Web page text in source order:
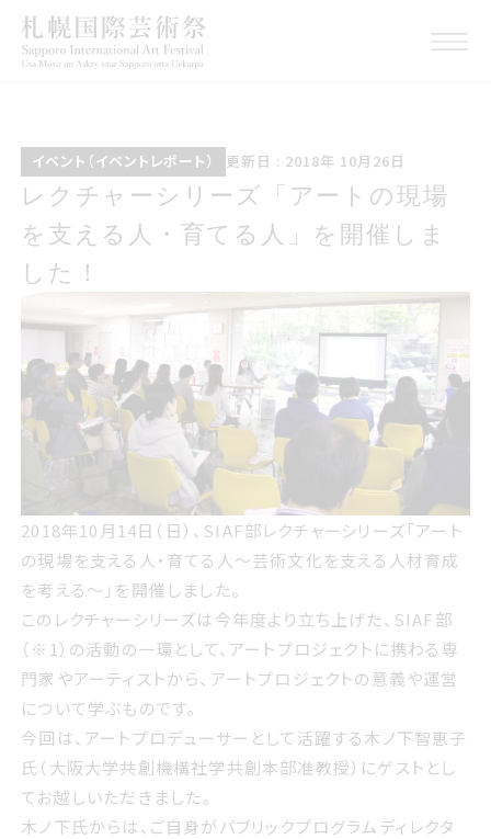
イベントイベントレポート
イベント（イベントレポート）
こうしんび 2018年 じゅう
がつ26日
更新日 : 2018年 10月26日
レクチャーシリーズアートの現場を
支える人育てる人を開催しました
レクチャーシリーズ「アートの現場
を支える人・育てる人」を開催しま
した！
2018年10月14日（日）、SIAF部レクチャーシリーズ「アート
の現場を支える人・育てる人～芸術文化を支える人材育成
を考える～」を開催しました。
このレクチャーシリーズは今年度より立ち上げた、SIAF部
（※1）の活動の一環として、アートプロジェクトに携わる専
門家やアーティストから、アートプロジェクトの意義や運営
について学ぶものです。
今回は、アートプロデューサーとして活躍する木ノ下智恵子
氏（大阪大学共創機構社学共創本部准教授）にゲストとし
てお越しいただきました。
木ノ下氏からは、ご自身がパブリックプログラムディレクタ